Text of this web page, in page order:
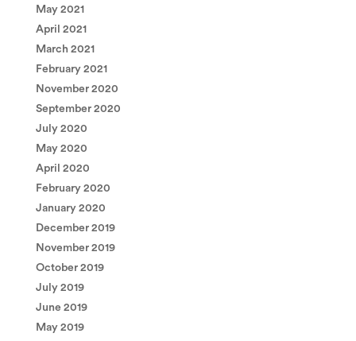
May 2021
April 2021
March 2021
February 2021
November 2020
September 2020
July 2020
May 2020
April 2020
February 2020
January 2020
December 2019
November 2019
October 2019
July 2019
June 2019
May 2019